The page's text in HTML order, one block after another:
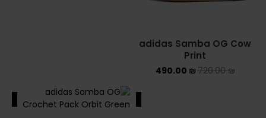
YEEZY 350
YEEZY 700
adidas Samba OG Cow
Print
720.00₪
490.00 ₪